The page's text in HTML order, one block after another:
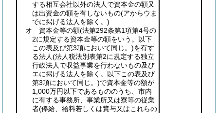
する相互会社以外の法人で資本金の額又
は出資金の額を有しないもの(アからウま
でに掲げる法人を除く。)
オ 資本金等の額(法第292条第1項第4号の
2に規定する資本金等の額をいう。以下
この表及び第3項において同じ。)を有す
る法人(法人税法別表第2に規定する独立
行政法人で収益事業を行わないもの及び
エに掲げる法人を除く。以下この表及び
第3項において同じ。)で資本金等の額が
1,000万円以下であるもののうち、市内
に有する事務所、事業所又は寮等の従業
者(俸給、給料若しくは賞与又はこれらの